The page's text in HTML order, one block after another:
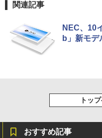
関連記事
NEC、10
b」新モデ
トッ
おすすめ記事